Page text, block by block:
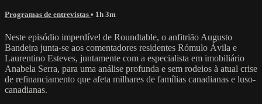
Programas de entrevistas • 1h 3m
Neste episódio imperdível de Roundtable, o anfitrião Augusto
Bandeira junta-se aos comentadores residentes Rómulo Ávila e
Laurentino Esteves, juntamente com a especialista em imobiliário
Anabela Serra, para uma análise profunda e sem rodeios à atual crise
de refinanciamento que afeta milhares de famílias canadianas e luso-
canadianas.